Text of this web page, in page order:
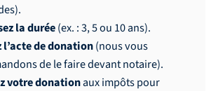
la durée(ex. : 3, 5 ou 10 ans).
l’acte de donation(nous vous
de le faire devant notaire).
votre donationaux impôts pour